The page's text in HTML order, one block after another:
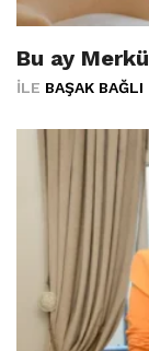
Bu ay
İLE BAŞAK BAĞLI